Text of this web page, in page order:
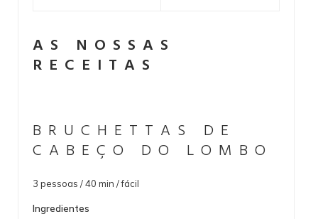
AS NOSSAS
RECEITAS
BRUCHETTAS DE
CABEÇO DO LOMBO
3 pessoas / 40 min / fácil
Ingredientes